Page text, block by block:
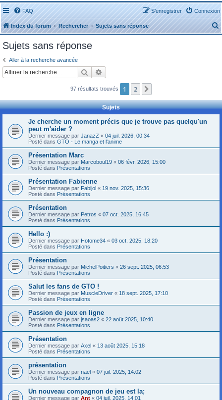
FAQ Connexion
S’enregistrer
Index du forum Rechercher Sujets sans réponse
e
h
Sujets sans réponse
Aller à la recherche avancée
Rechercher
97 résultats trouvés 1 2
Sujets
Je cherche un moment précis que je trouve pas quelqu'un
peut m'aider ?
Dernier message par JanazZ « 04 juil. 2026, 00:34
Posté dans GTO - Le manga et l'anime
Présentation Marc
Dernier message par Marcoboul19 « 06 févr. 2026, 15:00
Posté dans Présentations
Présentation Fabienne
Dernier message par Fabijol « 19 nov. 2025, 15:36
Posté dans Présentations
Présentation
Dernier message par Petros « 07 oct. 2025, 16:45
Posté dans Présentations
Hello :)
Dernier message par Hotome34 « 03 oct. 2025, 18:20
Posté dans Présentations
Présentation
Dernier message par MichelPoitiers « 26 sept. 2025, 06:53
Posté dans Présentations
Salut les fans de GTO !
Dernier message par MuscleDriver « 18 sept. 2025, 17:10
Posté dans Présentations
Passion de jeux en ligne
Dernier message par jsaoas2 « 22 août 2025, 10:40
Posté dans Présentations
Présentation
Dernier message par Axel « 13 août 2025, 15:18
Posté dans Présentations
présentation
Dernier message par nael « 07 juil. 2025, 14:02
Posté dans Présentations
Un nouveau compagnon de jeu est la;
Dernier message par Ant « 04 juil. 2025, 14:01